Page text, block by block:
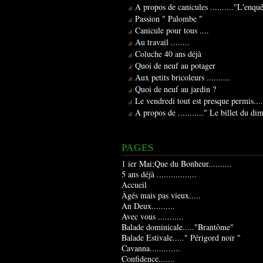
A propos de canicules
Passion " Palombe "
Canicule pour tous ....
Au travail ........
Coluche 40 ans déjà
Quoi de neuf au potager
Aux petits bricoleurs ..........
Quoi de neuf au jardin ?
Le vendredi tout est presque
A propos de ..........." Le billet du
PAGES
1 ier Mai;Que du Bonheur..........
5 ans déjà .................
Accueil
Âgés mais pas vieux.....
An Deux..........
Avec vous ...........
Balade dominicale....."Brantôme"
Balade Estivale....." Périgord noir "
Cavanna.............
Confidence.......